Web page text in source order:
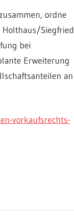
ordne
Siegfried
bei
Erweiterung
an
vorkaufsrechts-